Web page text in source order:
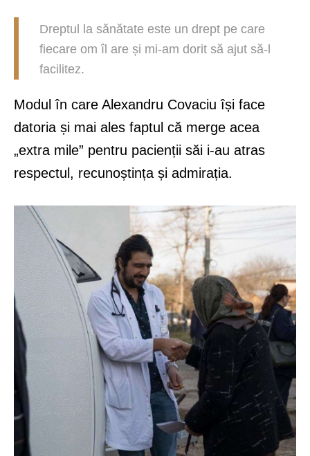
Dreptul la sănătate este un drept pe care
fiecare om îl are și mi-am dorit să ajut să-l
facilitez.
Modul în care Alexandru Covaciu își face
datoria și mai ales faptul că merge acea
„extra mile” pentru pacienții săi i-au atras
respectul, recunoștința și admirația.